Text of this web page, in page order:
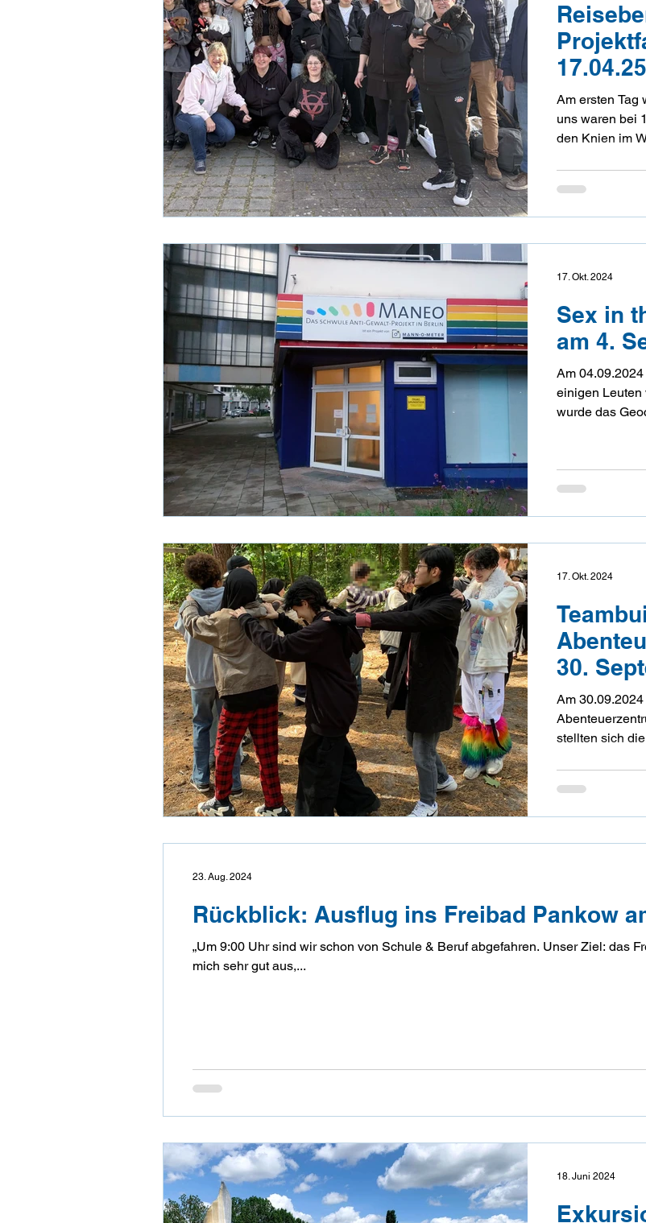
Am ersten Tag
uns waren bei
den Knien im
uns die Leute
hatten.
Sex in
am 4.
Am
einigen Leuten
wurde das
der Berliner Aids-Hilfe
Dort wurden
Wissen
17. Okt. 2024
30.
Am
stellten sich
17. Okt. 2024
Rückblick: Ausflug ins Freibad Pankow
„Um 9:00 Uhr sind wir schon von Schule & Beruf abgefahren. Unser Ziel: das Freibad Pankow ! Auf dem Weg kannte ich
mich sehr gut aus,...
23. Aug. 2024
18. Juni 2024